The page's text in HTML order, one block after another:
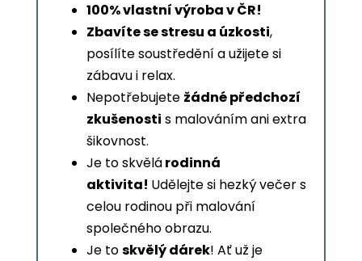
100% vlastní výroba v ČR!
Zbavíte se stresu a úzkosti,
posílíte soustředění a užijete si
zábavu i relax.
Nepotřebujete žádné předchozí
zkušenosti s malováním ani extra
šikovnost.
Je to skvělárodinná
aktivita! Udělejte si hezký večer s
celou rodinou při malování
společného obrazu.
Je toskvělý dárek! Ať už je